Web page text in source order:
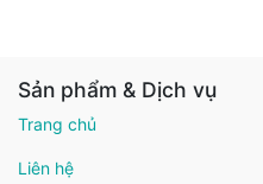
Sản phẩm & Dịch vụ
Trang chủ
Liên hệ